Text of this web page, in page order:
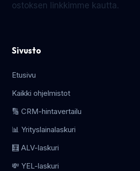
ostoksen linkkimme kautta.
Sivusto
Etusivu
Kaikki ohjelmistot
🔢 CRM-hintavertailu
📊 Yrityslainalaskuri
🧮 ALV-laskuri
💸 YEL-laskuri